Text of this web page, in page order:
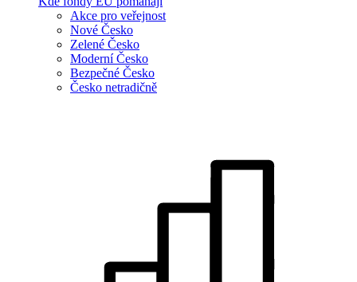
Akce pro veřejnost
Nové Česko
Zelené Česko
Moderní Česko
Bezpečné Česko
Česko netradičně